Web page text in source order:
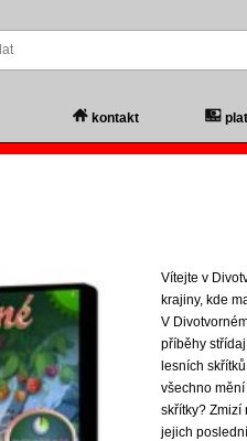
kontakt
Vítejte v
krajiny, kde
V
příběhy
lesních
všechno
skřítky? Zmizí
jejich